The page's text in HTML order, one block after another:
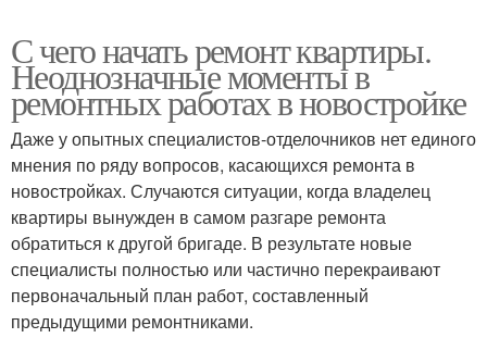
С чего начать ремонт квартиры.
Неоднозначные моменты в
ремонтных работах в новостройке
Даже у опытных специалистов-отделочников нет единого
мнения по ряду вопросов, касающихся ремонта в
новостройках. Случаются ситуации, когда владелец
квартиры вынужден в самом разгаре ремонта
обратиться к другой бригаде. В результате новые
специалисты полностью или частично перекраивают
первоначальный план работ, составленный
предыдущими ремонтниками.